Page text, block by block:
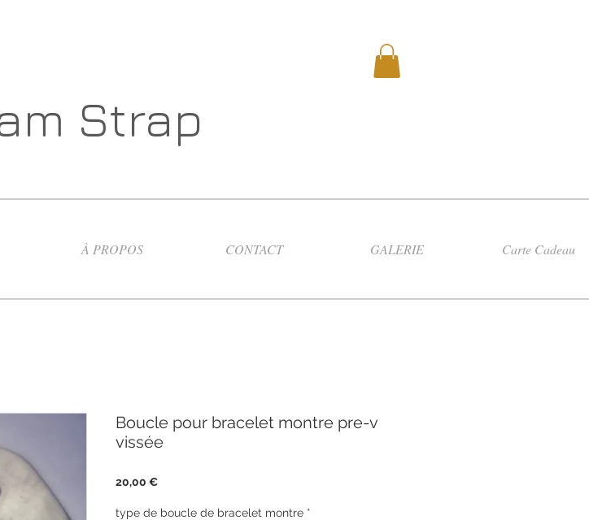
Strap
À PROPOS CONTACT GALERIE Carte Cadeau
Boucle pour bracelet montre pre-v
vissée
20,00 €Prix
type de boucle de bracelet montre *